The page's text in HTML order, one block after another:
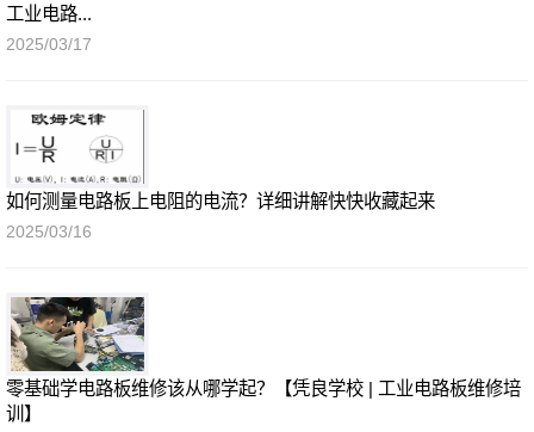
工业电路...
2025/03/17
如何测量电路板上电阻的电流？详细讲解快快收藏起来
2025/03/16
零基础学电路板维修该从哪学起？【凭良学校 | 工业电路板维修培
训】